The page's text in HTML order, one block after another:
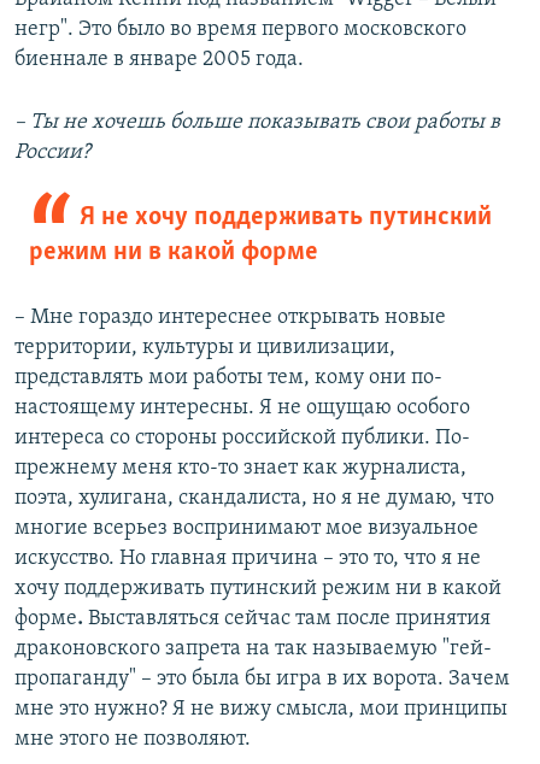
негр". Это было во время первого московского
биеннале в январе 2005 года.
– Ты не хочешь больше показывать свои работы в
России?
Я не хочу поддерживать путинский
режим ни в какой форме
– Мне гораздо интереснее открывать новые
территории, культуры и цивилизации,
представлять мои работы тем, кому они по-
настоящему интересны. Я не ощущаю особого
интереса со стороны российской публики. По-
прежнему меня кто-то знает как журналиста,
поэта, хулигана, скандалиста, но я не думаю, что
многие всерьез воспринимают мое визуальное
искусство. Но главная причина – это то, что я не
хочу поддерживать путинский режим ни в какой
форме. Выставляться сейчас там после принятия
драконовского запрета на так называемую "гей-
пропаганду" – это была бы игра в их ворота. Зачем
мне это нужно? Я не вижу смысла, мои принципы
мне этого не позволяют.